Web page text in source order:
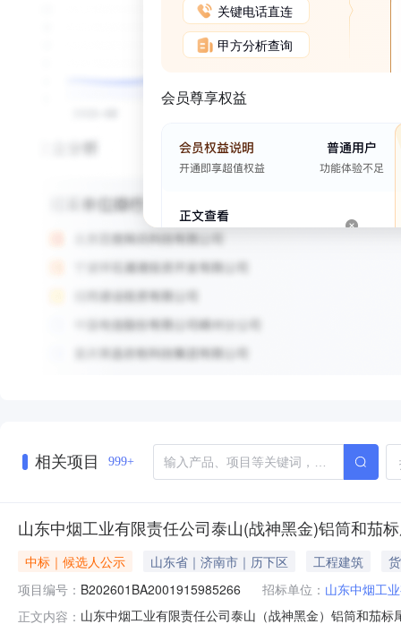
关键电话直连
甲方分析查询
会员尊享权益
相关项目 999+
山东中烟工业有限责任公司泰山(战神黑金)铝筒和茄
中标｜候选人公示 山东省｜济南市｜历下区 工程建筑
项目编号： B202601BA2001915985266 招标单位： 山东中烟工
正文内容： 山东中烟工业有限责任公司泰山（战神黑金）铝筒和茄